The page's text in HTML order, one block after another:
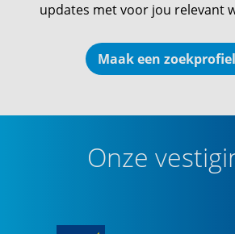
updates met voor jou relevant
Maak een
Onze